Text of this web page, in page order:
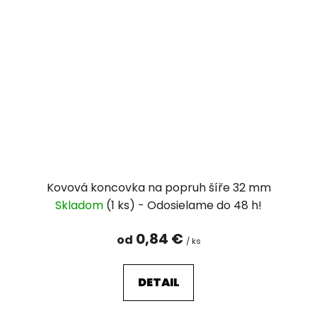
Kovová koncovka na popruh šíře 32 mm
Skladom (1 ks)
od 0,84 € / ks
DETAIL